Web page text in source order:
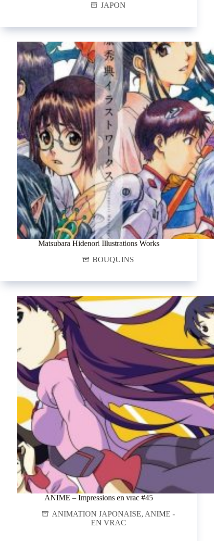
JAPON
Matsubara Hidenori Illustrations Works
BOUQUINS
ANIME – Impressions en vrac #45
ANIMATION JAPONAISE, ANIME -
EN VRAC